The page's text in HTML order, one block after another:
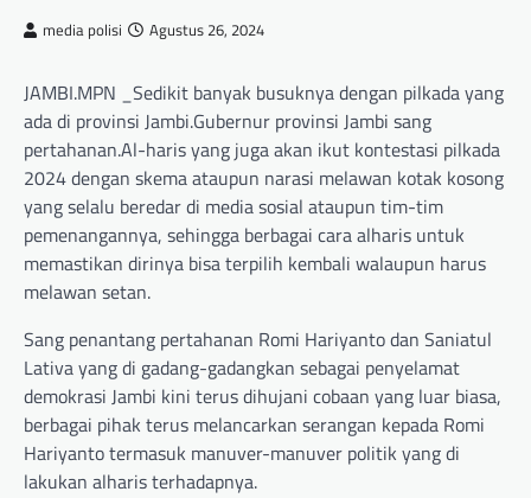
media polisi Agustus 26, 2024
JAMBI.MPN _Sedikit banyak busuknya dengan pilkada yang
ada di provinsi Jambi.Gubernur provinsi Jambi sang
pertahanan.Al-haris yang juga akan ikut kontestasi pilkada
2024 dengan skema ataupun narasi melawan kotak kosong
yang selalu beredar di media sosial ataupun tim-tim
pemenangannya, sehingga berbagai cara alharis untuk
memastikan dirinya bisa terpilih kembali walaupun harus
melawan setan.
Sang penantang pertahanan Romi Hariyanto dan Saniatul
Lativa yang di gadang-gadangkan sebagai penyelamat
demokrasi Jambi kini terus dihujani cobaan yang luar biasa,
berbagai pihak terus melancarkan serangan kepada Romi
Hariyanto termasuk manuver-manuver politik yang di
lakukan alharis terhadapnya.